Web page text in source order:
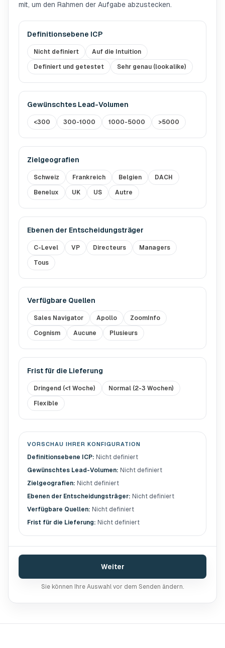
mit, um den Rahmen der Aufgabe abzustecken.
Definitionsebene ICP
Nicht definiert Auf die Intuition
Definiert und getestet Sehr genau (lookalike)
Gewünschtes Lead-Volumen
<300 300-1000 1000-5000 >5000
Zielgeografien
Schweiz Frankreich Belgien DACH
Benelux UK US Autre
Ebenen der Entscheidungsträger
C-Level VP Directeurs Managers
Tous
Verfügbare Quellen
Sales Navigator Apollo ZoomInfo
Cognism Aucune Plusieurs
Frist für die Lieferung
Dringend (<1 Woche) Normal (2-3 Wochen)
Flexible
VORSCHAU IHRER KONFIGURATION
Definitionsebene ICP: Nicht definiert
Gewünschtes Lead-Volumen: Nicht definiert
Zielgeografien: Nicht definiert
Ebenen der Entscheidungsträger: Nicht definiert
Verfügbare Quellen: Nicht definiert
Frist für die Lieferung: Nicht definiert
Weiter
Sie können Ihre Auswahl vor dem Senden ändern.